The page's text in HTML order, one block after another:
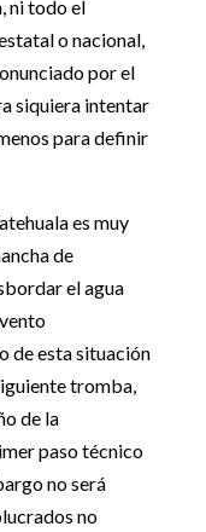
ni todo el
o nacional,
por el
siquiera intentar
para definir
es muy
de
el agua
de esta situación
tromba,
de la
paso técnico
no será
no